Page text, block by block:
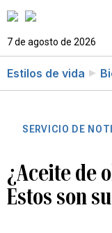
7 de agosto de 2026
Estilos de vida
SERVICIO DE
¿Aceite de
Estos son